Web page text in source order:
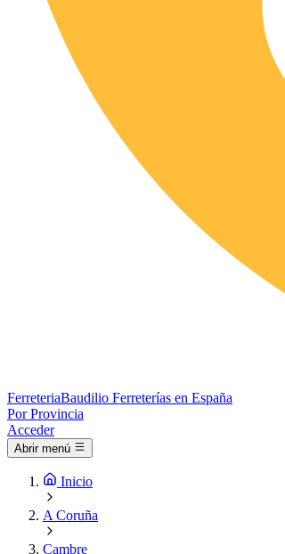
FerreteriaBaudilio Ferreterías en España
Por Provincia
Acceder
Abrir menú
Inicio
A Coruña
Cambre